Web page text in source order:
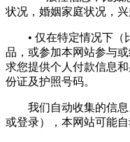
状况，婚姻家庭状况，兴
• 仅在特定情况下（
品，或参加本网站参与
求您提供个人付款信息
份证及护照号码。
我们自动收集的信息
或登录），本网站可能